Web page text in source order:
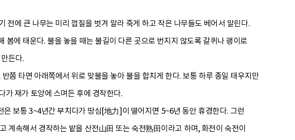
에 큰 나무는 미리 껍질을 벗겨 말라 죽게 하고 작은 나무들도 베어서 말린다.
에 태운다. 불을 놓을 때는 불길이 다른 곳으로 번지지 않도록 갈퀴나 괭이로
든다.
쯤 타면 아래쪽에서 위로 맞불을 놓아 불을 합치게 한다. 보통 하루 종일 태우지만
가 재가 토양에 스며든 후에 경작한다.
은 보통 3~4년간 부치다가 땅심[地力]이 떨어지면 5~6년 동안 휴경한다. 그런
계속해서 경작하는 밭을 산전山田 또는 숙전熟田이라고 하며, 화전이 숙전이